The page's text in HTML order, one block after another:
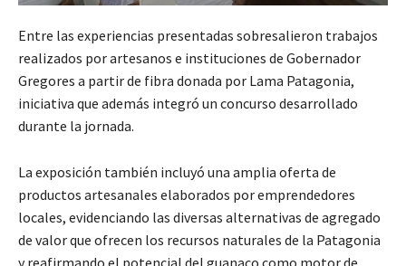
Entre las experiencias presentadas sobresalieron trabajos
realizados por artesanos e instituciones de Gobernador
Gregores a partir de fibra donada por Lama Patagonia,
iniciativa que además integró un concurso desarrollado
durante la jornada.
La exposición también incluyó una amplia oferta de
productos artesanales elaborados por emprendedores
locales, evidenciando las diversas alternativas de agregado
de valor que ofrecen los recursos naturales de la Patagonia
y reafirmando el potencial del guanaco como motor de